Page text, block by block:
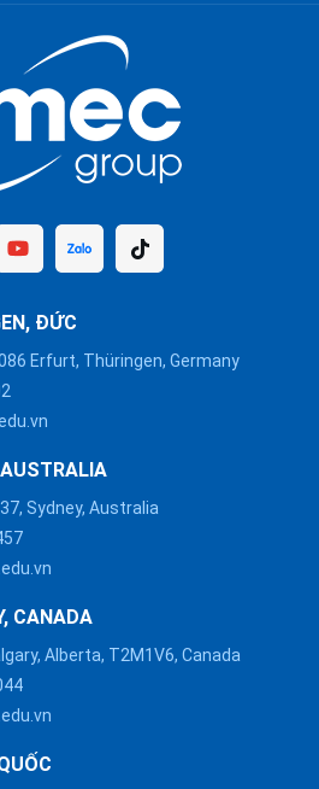
ĐỨC
Erfurt, Thüringen, Germany
Sydney, Australia
CANADA
Alberta, T2M1V6, Canada